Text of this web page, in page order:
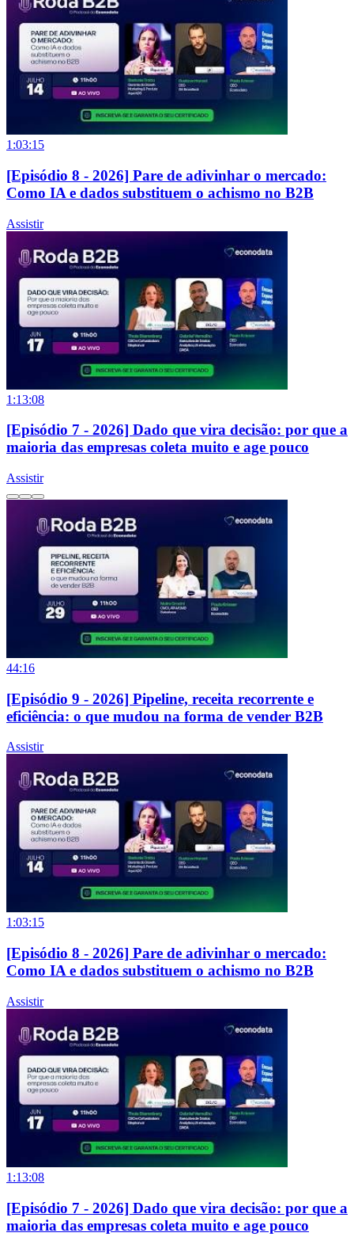
1:03:15
[Episódio 8 - 2026] Pare de adivinhar o mercado:
Como IA e dados substituem o achismo no B2B
Assistir
1:13:08
[Episódio 7 - 2026] Dado que vira decisão: por que a
maioria das empresas coleta muito e age pouco
Assistir
44:16
[Episódio 9 - 2026] Pipeline, receita recorrente e
eficiência: o que mudou na forma de vender B2B
Assistir
1:03:15
[Episódio 8 - 2026] Pare de adivinhar o mercado:
Como IA e dados substituem o achismo no B2B
Assistir
1:13:08
[Episódio 7 - 2026] Dado que vira decisão: por que a
maioria das empresas coleta muito e age pouco